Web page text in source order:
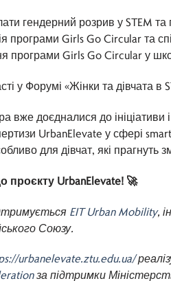
гендерний розрив у STEM
програми Girls Go Circular та
програми Girls Go Circular у
у Форумі «Жінки та дівчата в
вже доєдналися до
UrbanElevate у сфері
для дівчат, які прагнуть
проєкту UrbanElevate! 🚀
EIT Urban Mobility,
Союзу.
urbanelevate.ztu.edu.ua/
за підтримки